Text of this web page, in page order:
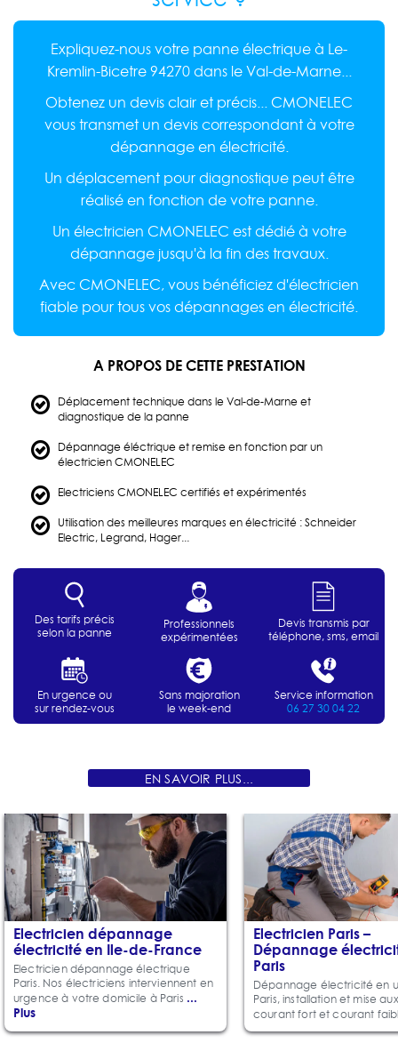
Expliquez-nous votre panne électrique à Le-
Kremlin-Bicetre 94270 dans le Val-de-Marne...
Obtenez un devis clair et précis... CMONELEC
vous transmet un devis correspondant à votre
dépannage en électricité.
Un déplacement pour diagnostique peut être
réalisé en fonction de votre panne.
Un électricien CMONELEC est dédié à votre
dépannage jusqu'à la fin des travaux.
Avec CMONELEC, vous bénéficiez d'électricien
fiable pour tous vos dépannages en électricité.
A PROPOS DE CETTE PRESTATION
Déplacement technique dans le Val-de-Marne et
diagnostique de la panne
Dépannage éléctrique et remise en fonction par un
électricien CMONELEC
Electriciens CMONELEC certifiés et expérimentés
Utilisation des meilleures marques en électricité : Schneider
Electric, Legrand, Hager...
Des tarifs précis
selon la panne
Professionnels
expérimentées
Devis transmis par
téléphone, sms, email
En urgence ou
sur rendez-vous
Sans majoration
le week-end
Service information
06 27 30 04 22
EN SAVOIR PLUS...
Electricien dépannage
électricité en Ile-de-France
Electricien dépannage électrique
Paris. Nos électriciens interviennent en
urgence à votre domicile à Paris ...
Plus
Electricien Paris –
Dépannage
Paris
Dépannage électricité en
Paris, installation et mise
courant fort et courant